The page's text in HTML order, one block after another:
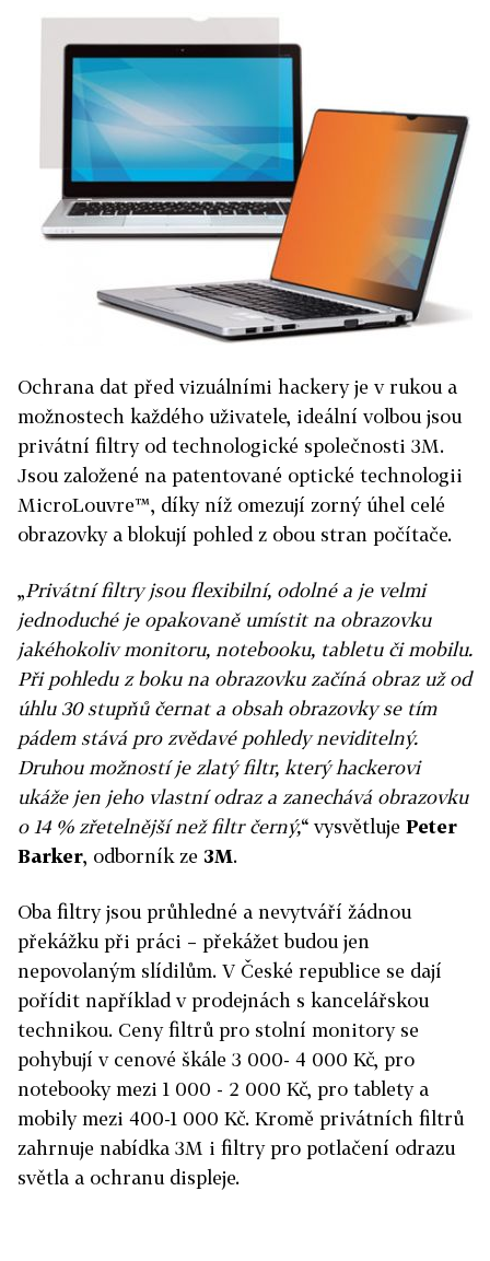
Ochrana dat před vizuálními hackery je v rukou a
možnostech každého uživatele, ideální volbou jsou
privátní filtry od technologické společnosti 3M.
Jsou založené na patentované optické technologii
MicroLouvre™, díky níž omezují zorný úhel celé
obrazovky a blokují pohled z obou stran počítače.
„Privátní filtry jsou flexibilní, odolné a je velmi
jednoduché je opakovaně umístit na obrazovku
jakéhokoliv monitoru, notebooku, tabletu či mobilu.
Při pohledu z boku na obrazovku začíná obraz už od
úhlu 30 stupňů černat a obsah obrazovky se tím
pádem stává pro zvědavé pohledy neviditelný.
Druhou možností je zlatý filtr, který hackerovi
ukáže jen jeho vlastní odraz a zanechává obrazovku
o 14 % zřetelnější než filtr černý,“ vysvětluje Peter
Barker, odborník ze 3M.
Oba filtry jsou průhledné a nevytváří žádnou
překážku při práci – překážet budou jen
nepovolaným slídilům. V České republice se dají
pořídit například v prodejnách s kancelářskou
technikou. Ceny filtrů pro stolní monitory se
pohybují v cenové škále 3 000- 4 000 Kč, pro
notebooky mezi 1 000 - 2 000 Kč, pro tablety a
mobily mezi 400-1 000 Kč. Kromě privátních filtrů
zahrnuje nabídka 3M i filtry pro potlačení odrazu
světla a ochranu displeje.